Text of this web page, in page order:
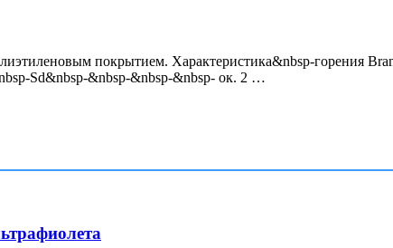
покрытием. Характеристика&nbsp-горения
Sd&nbsp-&nbsp-&nbsp-&nbsp- ок. 2 …